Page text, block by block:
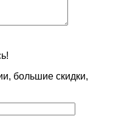
большие скидки,